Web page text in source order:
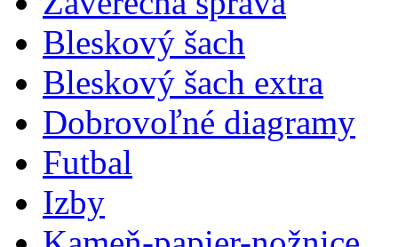
Bleskový šach
Bleskový šach extra
Dobrovoľné diagramy
Futbal
Izby